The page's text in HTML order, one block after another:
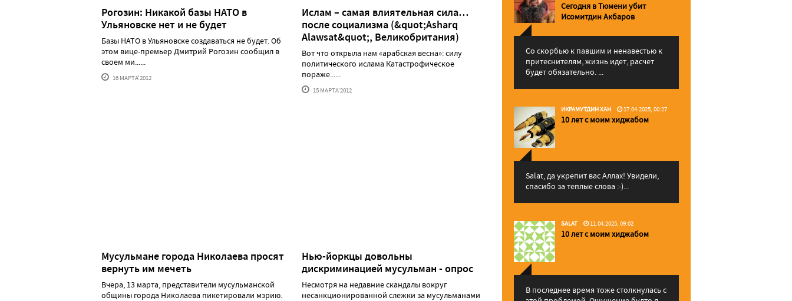
Рогозин: Никакой базы НАТО в
Ульяновске нет и не будет
Базы НАТО в Ульяновске создаваться не будет. Об
этом вице-премьер Дмитрий Рогозин сообщил в
своем ми......
16 МАРТА'2012
Ислам – самая влиятельная сила…
после социализма (&quot;Asharq
Alawsat&quot;, Великобритания)
Вот что открыла нам «арабская весна»: силу
политического ислама Катастрофическое
пораже......
15 МАРТА'2012
Мусульмане города Николаева просят
вернуть им мечеть
Вчера, 13 марта, представители мусульманской
общины города Николаева пикетировали мэрию.
Нью-йоркцы довольны
дискриминацией мусульман - опрос
Несмотря на недавние скандалы вокруг
несанкционированной слежки за мусульманами
Сегодня в Тюмени убит
Исомитдин Акбаров
Со скорбью к павшим и ненавестью к
притеснителям, жизнь идет, расчет
будет обязательно. ...
ИКРАМУТДИН ХАН 17.04.2025, 00:27
10 лет с моим хиджабом
Salat, да укрепит вас Аллаx! Увидели,
спасибо за теплые слова :-)...
SALAT 11.04.2025, 09:02
10 лет с моим хиджабом
В последнее время тоже столкнулась с